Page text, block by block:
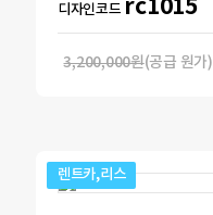
디자인코드 rc1015
3,200,000원(공급 원가)
렌트카,리스